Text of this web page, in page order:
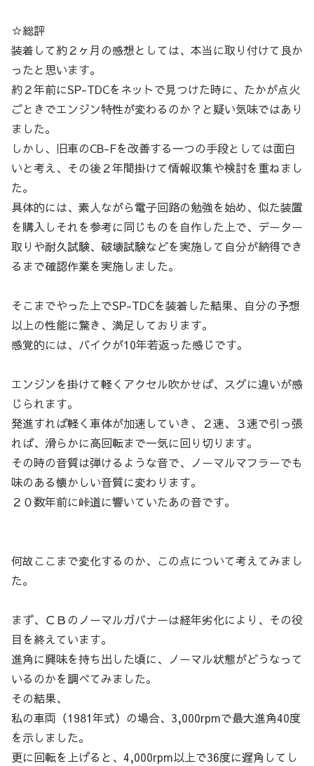
☆総評
装着して約２ヶ月の感想としては、本当に取り付けて良か
ったと思います。
約２年前にSP-TDCをネットで見つけた時に、たかが点火
ごときでエンジン特性が変わるのか？と疑い気味ではあり
ました。
しかし、旧車のCB-Fを改善する一つの手段としては面白
いと考え、その後２年間掛けて情報収集や検討を重ねまし
た。
具体的には、素人ながら電子回路の勉強を始め、似た装置
を購入しそれを参考に同じものを自作した上で、データー
取りや耐久試験、破壊試験などを実施して自分が納得でき
るまで確認作業を実施しました。
そこまでやった上でSP-TDCを装着した結果、自分の予想
以上の性能に驚き、満足しております。
感覚的には、バイクが10年若返った感じです。
エンジンを掛けて軽くアクセル吹かせば、スグに違いが感
じられます。
発進すれば軽く車体が加速していき、２速、３速で引っ張
れば、滑らかに高回転まで一気に回り切ります。
その時の音質は弾けるような音で、ノーマルマフラーでも
味のある懐かしい音質に変わります。
２０数年前に峠道に響いていたあの音です。
何故ここまで変化するのか、この点について考えてみまし
た。
まず、ＣＢのノーマルガバナーは経年劣化により、その役
目を終えています。
進角に興味を持ち出した頃に、ノーマル状態がどうなって
いるのかを調べてみました。
その結果、
私の車両（1981年式）の場合、3,000rpmで最大進角40度
を示しました。
更に回転を上げると、4,000rpm以上で36度に遅角してし